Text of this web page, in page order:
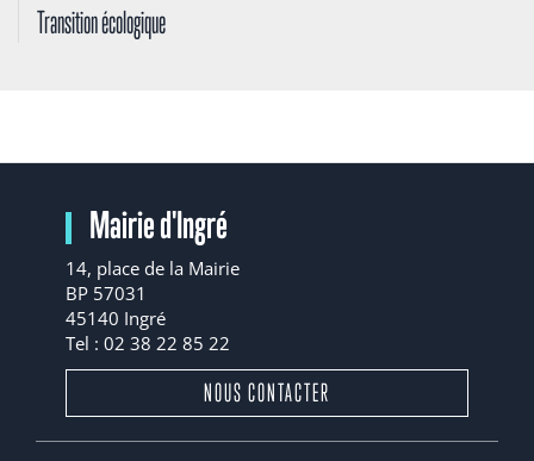
Transition écologique
Mairie d'Ingré
14, place de la Mairie
BP 57031
45140 Ingré
Tel : 02 38 22 85 22
NOUS CONTACTER